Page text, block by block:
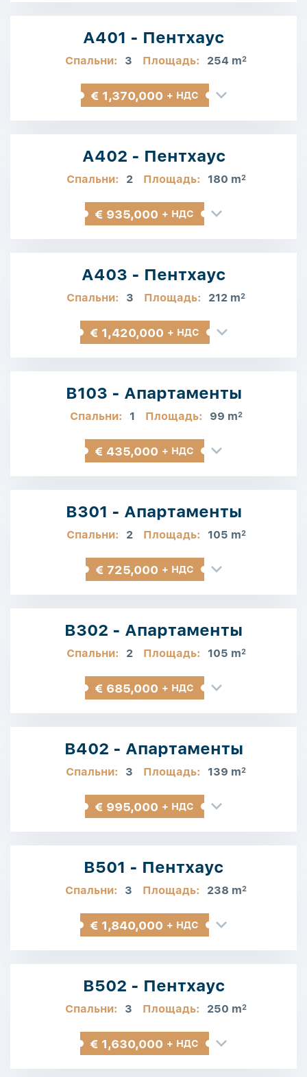
A401 - Пентхаус
Спальни: 3 Площадь: 254 m2
€ 1,370,000 + НДС
A402 - Пентхаус
Спальни: 2 Площадь: 180 m2
€ 935,000 + НДС
A403 - Пентхаус
Спальни: 3 Площадь: 212 m2
€ 1,420,000 + НДС
B103 - Апартаменты
Спальни: 1 Площадь: 99 m2
€ 435,000 + НДС
B301 - Апартаменты
Спальни: 2 Площадь: 105 m2
€ 725,000 + НДС
B302 - Апартаменты
Спальни: 2 Площадь: 105 m2
€ 685,000 + НДС
B402 - Апартаменты
Спальни: 3 Площадь: 139 m2
€ 995,000 + НДС
B501 - Пентхаус
Спальни: 3 Площадь: 238 m2
€ 1,840,000 + НДС
B502 - Пентхаус
Спальни: 3 Площадь: 250 m2
€ 1,630,000 + НДС